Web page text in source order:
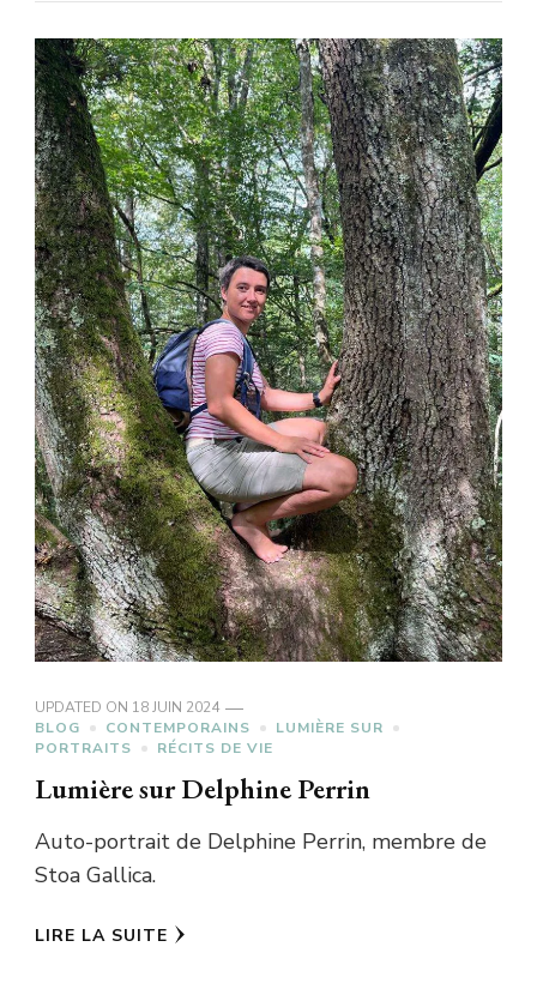
UPDATED ON 18 JUIN 2024
BLOG
CONTEMPORAINS
LUMIÈRE SUR
PORTRAITS
RÉCITS DE VIE
Lumière sur Delphine Perrin
Auto-portrait de Delphine Perrin, membre de
Stoa Gallica.
LIRE LA SUITE